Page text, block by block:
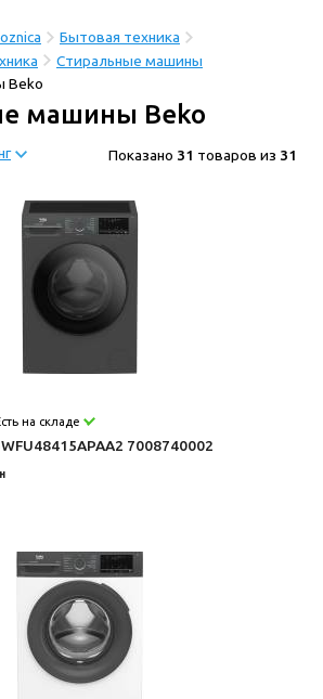
Бытовая техника
Стиральные машины
Beko
машины Beko
Показано 31 товаров из 31
на складе
7008740002